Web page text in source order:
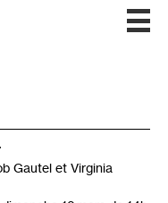
Gautel et Virginia